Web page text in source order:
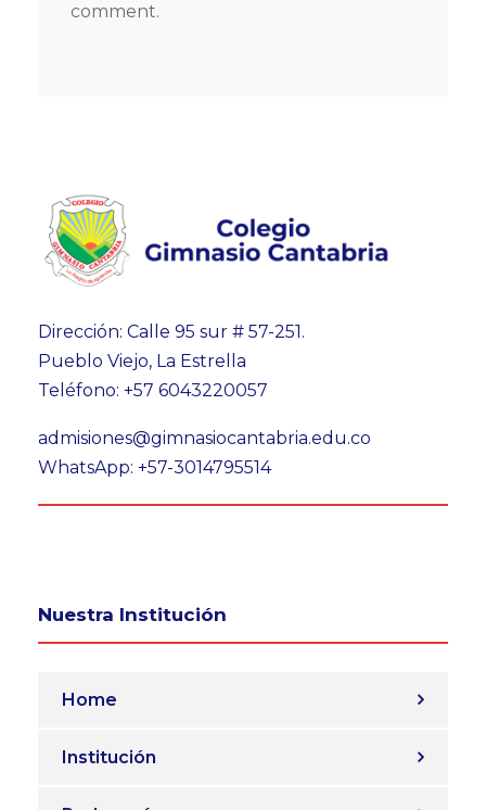
comment.
Dirección: Calle 95 sur # 57-251.
Pueblo Viejo, La Estrella
Teléfono: +57 6043220057
admisiones@gimnasiocantabria.edu.co
WhatsApp: +57-3014795514
Nuestra Institución
Home
Institución